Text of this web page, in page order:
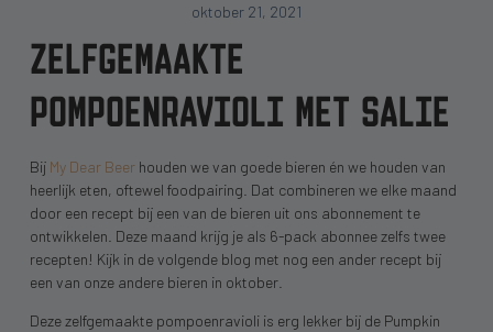
oktober 21, 2021
ZELFGEMAAKTE
POMPOENRAVIOLI MET SALIE
Bij My Dear Beerhouden we van goede bieren én we houden van
heerlijk eten, oftewel foodpairing. Dat combineren we elke maand
door een recept bij een van de bieren uit ons abonnement te
ontwikkelen. Deze maand krijg je als 6-pack abonnee zelfs twee
recepten! Kijk in de volgende blog met nog een ander recept bij
een van onze andere bieren in oktober.
Deze zelfgemaakte pompoenravioli is erg lekker bij de Pumpkin